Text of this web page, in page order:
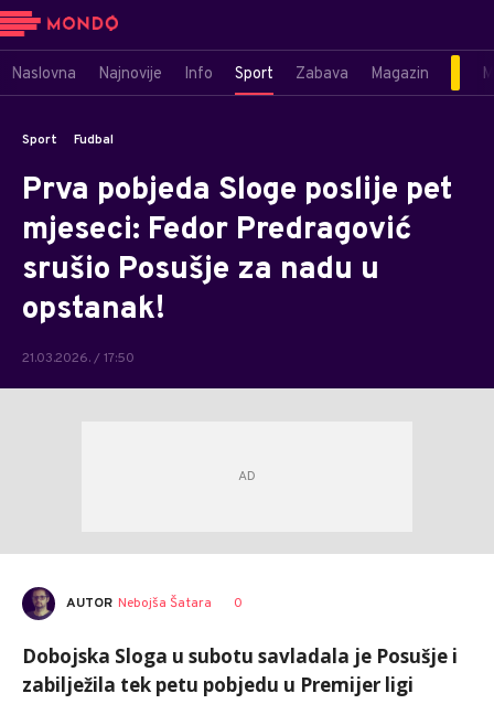
Naslovna Najnovije Info Sport Zabava Magazin
Sport Fudbal
Prva pobjeda Sloge poslije pet
mjeseci: Fedor Predragović
srušio Posušje za nadu u
opstanak!
21.03.2026. / 17:50
AUTOR Nebojša Šatara 0
Dobojska Sloga u subotu savladala je Posušje i
zabilježila tek petu pobjedu u Premijer ligi